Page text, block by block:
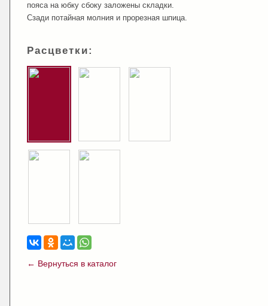
пояса на юбку сбоку заложены складки.
Сзади потайная молния и прорезная шпица.
Расцветки:
← Вернуться в каталог